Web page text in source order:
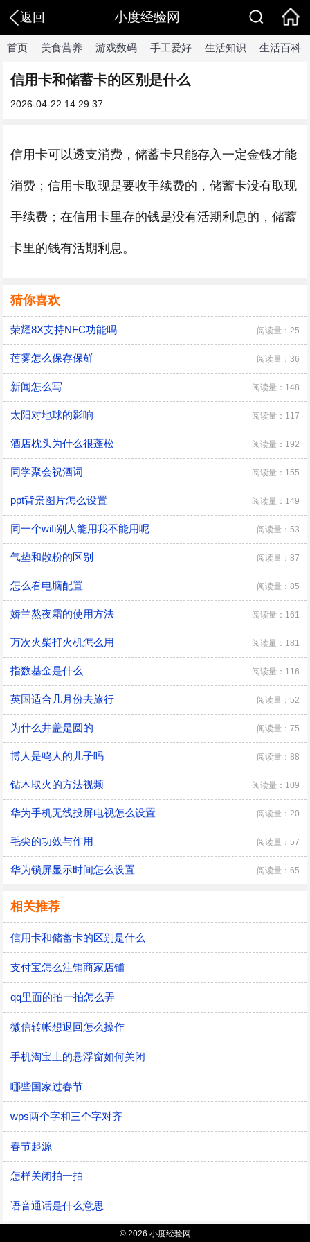
返回 小度经验网
首页 美食营养 游戏数码 手工爱好 生活知识 生活百科
信用卡和储蓄卡的区别是什么
2026-04-22 14:29:37
信用卡可以透支消费，储蓄卡只能存入一定金钱才能
消费；信用卡取现是要收手续费的，储蓄卡没有取现
手续费；在信用卡里存的钱是没有活期利息的，储蓄
卡里的钱有活期利息。
猜你喜欢
荣耀8X支持NFC功能吗 阅读量：25
莲雾怎么保存保鲜 阅读量：36
新闻怎么写 阅读量：148
太阳对地球的影响 阅读量：117
酒店枕头为什么很蓬松 阅读量：192
同学聚会祝酒词 阅读量：155
ppt背景图片怎么设置 阅读量：149
同一个wifi别人能用我不能用呢 阅读量：53
气垫和散粉的区别 阅读量：87
怎么看电脑配置 阅读量：85
娇兰熬夜霜的使用方法 阅读量：161
万次火柴打火机怎么用 阅读量：181
指数基金是什么 阅读量：116
英国适合几月份去旅行 阅读量：52
为什么井盖是圆的 阅读量：75
博人是鸣人的儿子吗 阅读量：88
钻木取火的方法视频 阅读量：109
华为手机无线投屏电视怎么设置 阅读量：20
毛尖的功效与作用 阅读量：57
华为锁屏显示时间怎么设置 阅读量：65
相关推荐
信用卡和储蓄卡的区别是什么
支付宝怎么注销商家店铺
qq里面的拍一拍怎么弄
微信转帐想退回怎么操作
手机淘宝上的悬浮窗如何关闭
哪些国家过春节
wps两个字和三个字对齐
春节起源
怎样关闭拍一拍
语音通话是什么意思
© 2026 小度经验网